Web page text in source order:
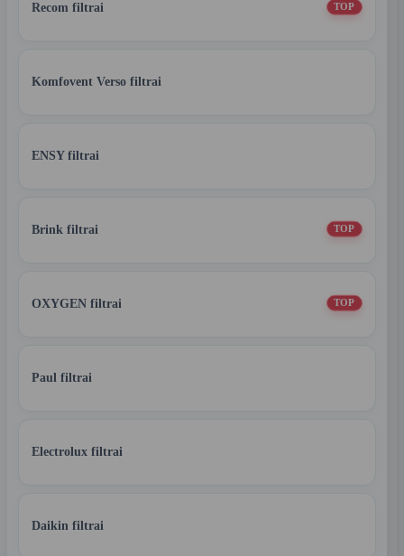
Recom filtrai TOP
Komfovent Verso filtrai
ENSY filtrai
Brink filtrai TOP
OXYGEN filtrai TOP
Paul filtrai
Electrolux filtrai
Daikin filtrai